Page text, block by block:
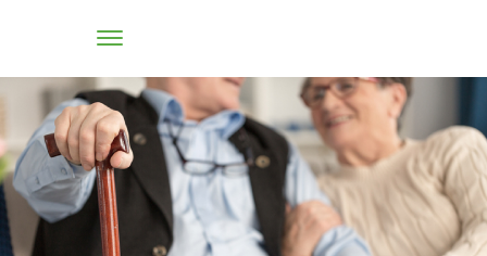
TIENDA ONLINE
CONÓCENOS
SOLUCIONES